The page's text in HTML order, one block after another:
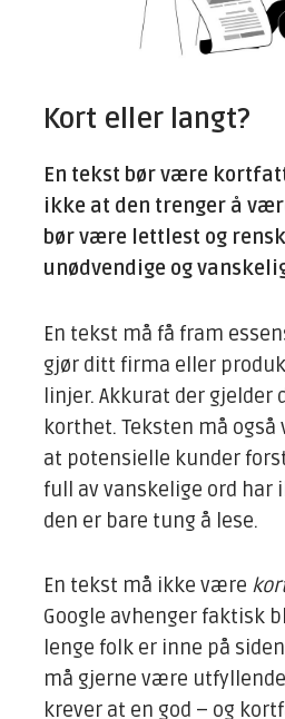
Kort eller langt?
En tekst bør være
ikke at den trenger å
bør være lettlest og
unødvendige og
En tekst må få fram
gjør ditt firma eller
linjer. Akkurat der gjelder
korthet. Teksten må
at potensielle kunder
full av vanskelige ord har
den er bare tung å lese.
En tekst må ikke være
Google avhenger faktisk
lenge folk er inne på
må gjerne være
krever at en god – og